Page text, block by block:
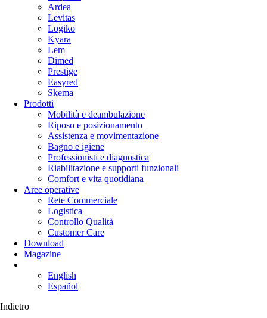
Ardea
Levitas
Logiko
Kyara
Lem
Dimed
Prestige
Easyred
Skema
Prodotti
Mobilità e deambulazione
Riposo e posizionamento
Assistenza e movimentazione
Bagno e igiene
Professionisti e diagnostica
Riabilitazione e supporti funzionali
Comfort e vita quotidiana
Aree operative
Rete Commerciale
Logistica
Controllo Qualità
Customer Care
Download
Magazine
English
Español
Indietro